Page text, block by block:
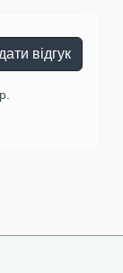
відгук